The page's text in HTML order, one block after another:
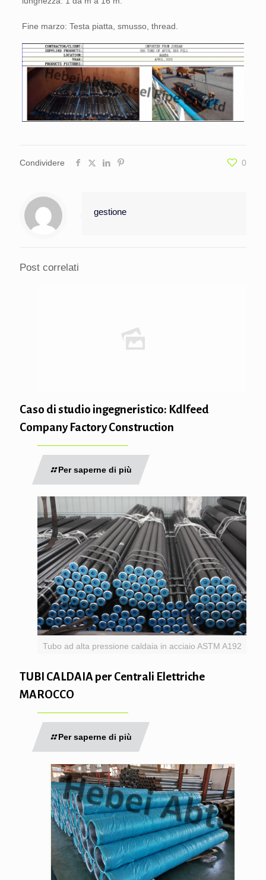
Fine marzo: Testa piatta, smusso, thread.
Condividere 0
gestione
Post correlati
Caso di studio ingegneristico: Kdlfeed
Company Factory Construction
Per saperne di più
Tubo ad alta pressione caldaia in acciaio ASTM A192
TUBI CALDAIA per Centrali Elettriche
MAROCCO
Per saperne di più